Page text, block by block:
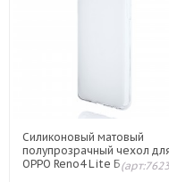
Силиконовый матовый
полупрозрачный чехол
OPPO Reno4 Lite Белый